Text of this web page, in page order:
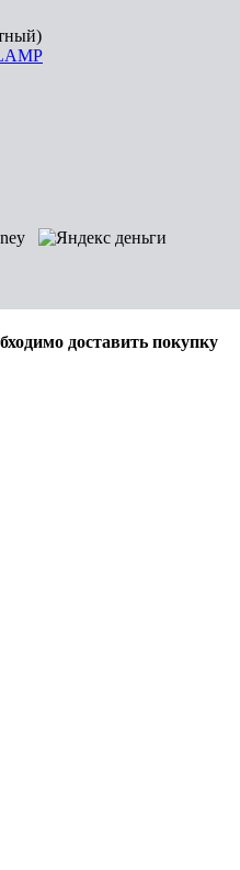
доставить покупку